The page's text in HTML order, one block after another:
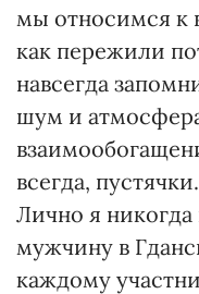
мы относимся к
как пережили
навсегда
шум и
всегда,
Лично я
мужчину в
каждому